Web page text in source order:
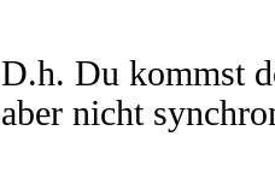
D.h. Du kommst
aber nicht